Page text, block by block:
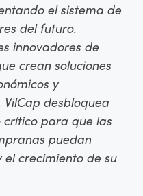
el sistema de
del futuro.
innovadores de
crean soluciones
y
desbloquea
para que las
puedan
crecimiento de su